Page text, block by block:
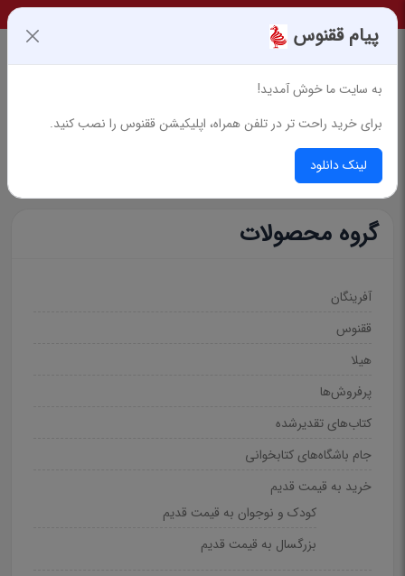
گروه محصولات
آفرینگان
ققنوس
هیلا
پرفروش‌ها
کتاب‌های تقدیرشده
جام باشگاه‌های کتابخوانی
خرید به قیمت قدیم
کودک و نوجوان به قیمت قدیم
بزرگسال به قیمت قدیم
پیام ققنوس
به سایت ما خوش آمدید!
برای خرید راحت تر در تلفن همراه، اپلیکیشن ققنوس را نصب کنید.
لینک دانلود